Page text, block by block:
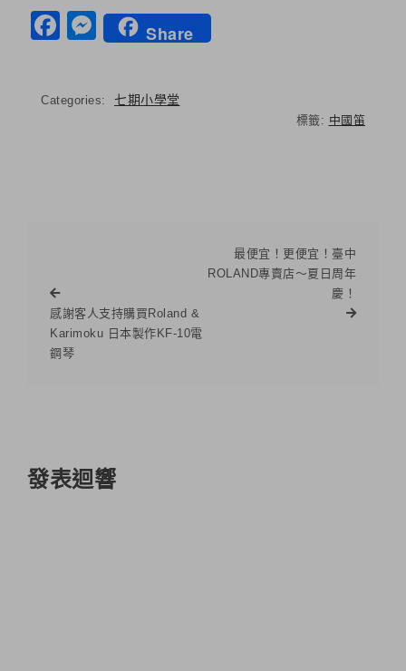
Facebook
Messenger
Share
Categories: 七期小學堂
標籤: 中國笛
感謝客人支持購買Roland &
Karimoku 日本製作KF-10電
鋼琴
最便宜！更便宜！臺中
ROLAND專賣店～夏日周年
慶！
發表迴響